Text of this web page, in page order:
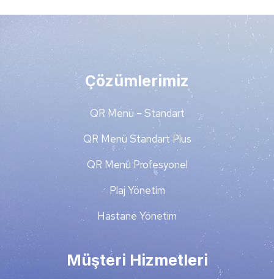
Çözümlerimiz
QR Menü – Standart
QR Menü Standart Plus
QR Menü Profesyonel
Plaj Yönetim
Hastane Yönetim
Müşteri Hizmetleri